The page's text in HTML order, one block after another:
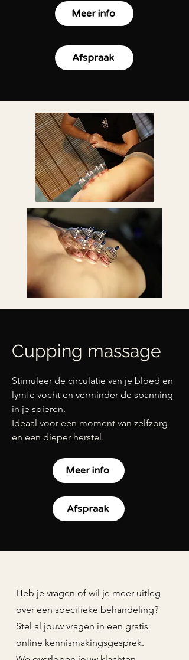
Meer info
Afspraak
Cupping massage
Stimuleer de circulatie van je bloed en
lymfe vocht en verminder de spanning
in je spieren.
Ideaal voor een moment van zelfzorg
en een dieper herstel.
Meer info
Afspraak
Heb je vragen of wil je meer uitleg
over een specifieke behandeling?
Stel al jouw vragen in een gratis
online kennismakingsgesprek.